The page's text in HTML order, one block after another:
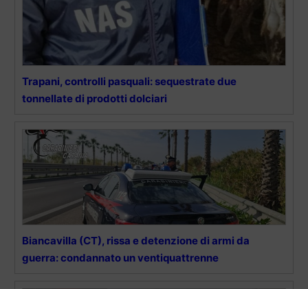
Trapani, controlli pasquali: sequestrate due
tonnellate di prodotti dolciari
Biancavilla (CT), rissa e detenzione di armi da
guerra: condannato un ventiquattrenne